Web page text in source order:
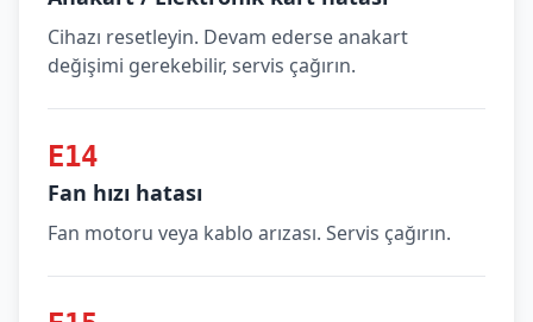
Cihazı resetleyin. Devam ederse anakart
değişimi gerekebilir, servis çağırın.
E14
Fan hızı hatası
Fan motoru veya kablo arızası. Servis çağırın.